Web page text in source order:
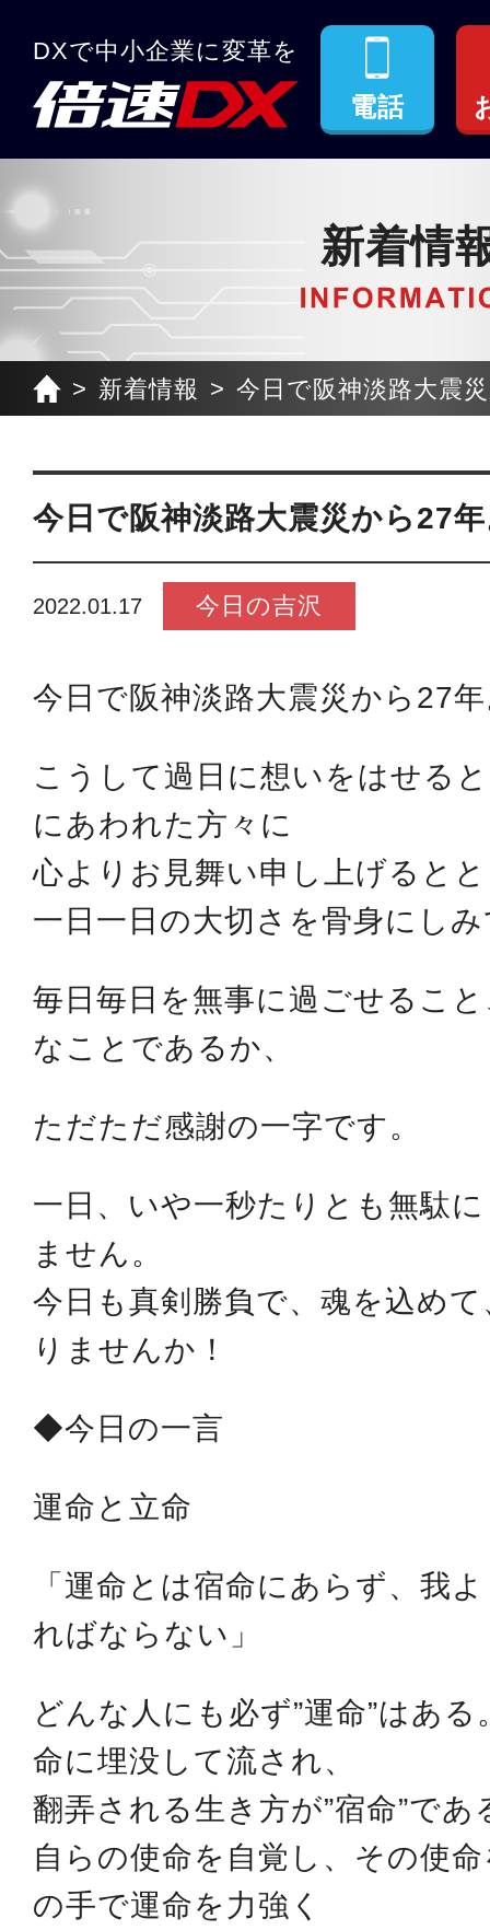
DXで中小企業に変革を
電話
新着情
新着情報 今日で阪神淡路大震
今日で阪神淡路大震災から27
2022.01.17 今日の吉沢
今日で阪神淡路大震災から27
こうして過日に想いをはせる
にあわれた方々に
心よりお見舞い申し上げると
一日一日の大切さを骨身にし
毎日毎日を無事に過ごせるこ
なことであるか、
ただただ感謝の一字です。
一日、いや一秒たりとも無駄
ません。
今日も真剣勝負で、魂を込め
りませんか！
◆今日の一言
運命と立命
「運命とは宿命にあらず、我
ればならない」
どんな人にも必ず”運命”はあ
命に埋没して流され、
翻弄される生き方が”宿命”であ
自らの使命を自覚し、その使
の手で運命を力強く